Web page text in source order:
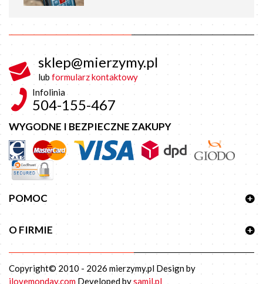
sklep@mierzymy.pl
lub formularz kontaktowy
Infolinia
504-155-467
WYGODNE I BEZPIECZNE ZAKUPY
POMOC
O FIRMIE
Copyright© 2010 - 2026 mierzymy.pl Design by
ilovemonday.com Developed bysamil.pl